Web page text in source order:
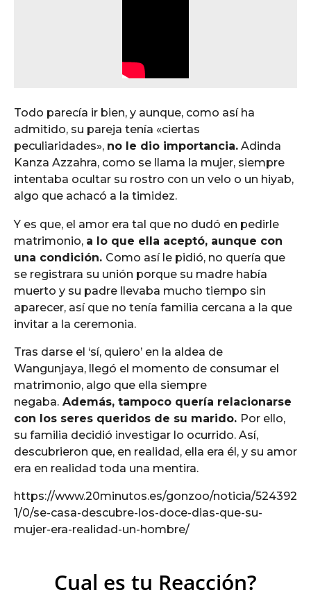
Todo parecía ir bien, y aunque, como así ha
admitido, su pareja tenía «ciertas
peculiaridades», no le dio importancia. Adinda
Kanza Azzahra, como se llama la mujer, siempre
intentaba ocultar su rostro con un velo o un hiyab,
algo que achacó a la timidez.
Y es que, el amor era tal que no dudó en pedirle
matrimonio, a lo que ella aceptó, aunque con
una condición. Como así le pidió, no quería que
se registrara su unión porque su madre había
muerto y su padre llevaba mucho tiempo sin
aparecer, así que no tenía familia cercana a la que
invitar a la ceremonia.
Tras darse el ‘sí, quiero’ en la aldea de
Wangunjaya, llegó el momento de consumar el
matrimonio, algo que ella siempre
negaba. Además, tampoco quería relacionarse
con los seres queridos de su marido. Por ello,
su familia decidió investigar lo ocurrido. Así,
descubrieron que, en realidad, ella era él, y su amor
era en realidad toda una mentira.
https://www.20minutos.es/gonzoo/noticia/524392
1/0/se-casa-descubre-los-doce-dias-que-su-
mujer-era-realidad-un-hombre/
Cual es tu Reacción?